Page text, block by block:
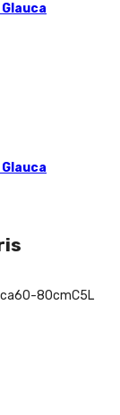
80cmC5L